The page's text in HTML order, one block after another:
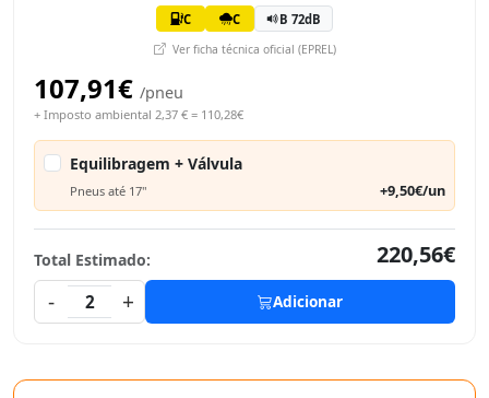
C C B 72dB
Ver ficha técnica oficial (EPREL)
107,91€ /pneu
+ Imposto ambiental 2,37 € = 110,28€
Equilibragem + Válvula
Pneus até 17" +9,50€/un
Total Estimado:
220,56€
-
2 + Adicionar